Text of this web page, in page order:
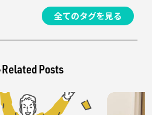
全てのタグを見る
Related Posts